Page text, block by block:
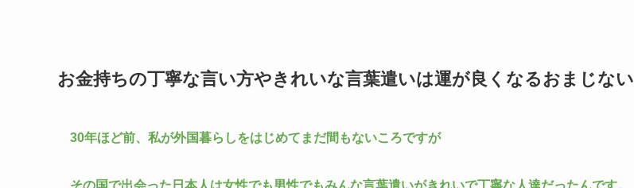
お金持ちの丁寧な言い方やきれいな言葉遣いは運が良くなるおまじない
30年ほど前、私が外国暮らしをはじめてまだ間もないころですが